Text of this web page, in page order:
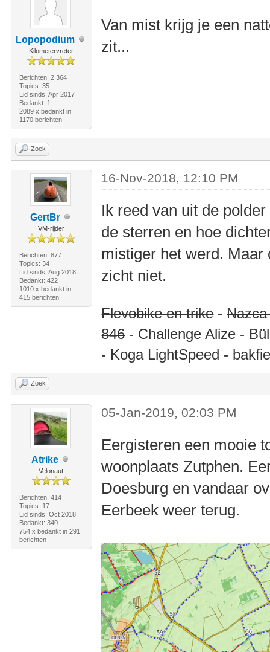
Lopopodium
Kilometervreter
Berichten: 2.364
Topics: 35
Lid sinds: Apr 2017
Bedankt: 1
2089 x bedankt in
1170 berichten
Van mist krijg je een
zit...
Zoek
GertBr
VM-rijder
Berichten: 877
Topics: 34
Lid sinds: Aug 2018
Bedankt: 422
1010 x bedankt in
415 berichten
16-Nov-2018, 12:10 PM
Ik reed van uit de
de sterren en hoe
mistiger het werd.
zicht niet.
Flevobike en trike-
846- Challenge Alize -
- Koga LightSpeed -
Zoek
Atrike
Velonaut
Berichten: 414
Topics: 17
Lid sinds: Oct 2018
Bedankt: 340
754 x bedankt in 291
berichten
05-Jan-2019, 02:03 PM
Eergisteren een mooie
woonplaats Zutphen.
Doesburg en vandaar
Eerbeek weer terug.